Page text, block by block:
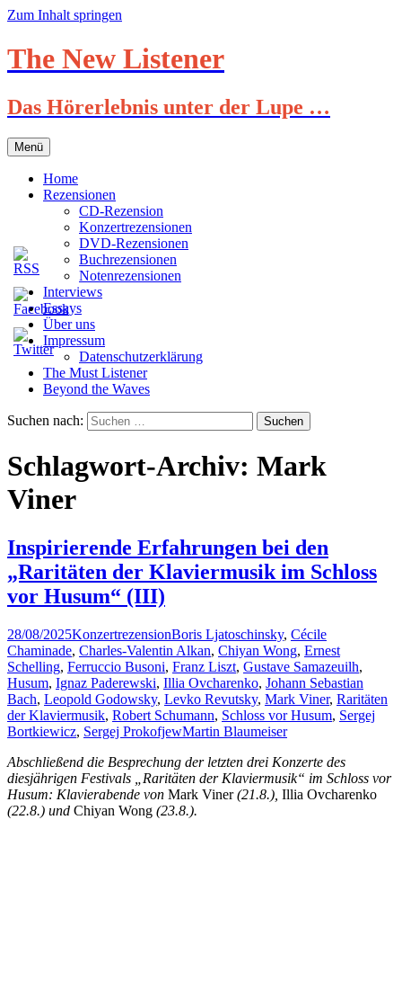
Zum Inhalt springen
The New Listener
Das Hörerlebnis unter der Lupe …
Menü
Home
Rezensionen
CD-Rezension
Konzertrezensionen
DVD-Rezensionen
Buchrezensionen
Notenrezensionen
Interviews
Essays
Über uns
Impressum
Datenschutzerklärung
The Must Listener
Beyond the Waves
Suchen nach:
Schlagwort-Archiv: Mark
Viner
Inspirierende Erfahrungen bei den
„Raritäten der Klaviermusik im Schloss
vor Husum“ (III)
28/08/2025KonzertrezensionBoris Ljatoschinsky, Cécile
Chaminade, Charles-Valentin Alkan, Chiyan Wong, Ernest
Schelling, Ferruccio Busoni, Franz Liszt, Gustave Samazeuilh,
Husum, Ignaz Paderewski, Illia Ovcharenko, Johann Sebastian
Bach, Leopold Godowsky, Levko Revutsky, Mark Viner, Raritäten
der Klaviermusik, Robert Schumann, Schloss vor Husum, Sergej
Bortkiewicz, Sergej ProkofjewMartin Blaumeiser
Abschließend die Besprechung der letzten drei Konzerte des
diesjährigen Festivals „Raritäten der Klaviermusik“ im Schloss vor
Husum: Klavierabende von Mark Viner(21.8.), Illia Ovcharenko
(22.8.) und Chiyan Wong (23.8.).